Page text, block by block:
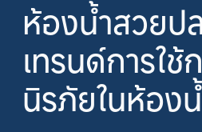
ห้องน้ำสวยป
เทรนด์การใช้
นิรภัยในห้อง